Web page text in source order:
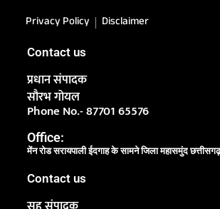
Privacy Policy
Disclaimer
Contact us
प्रधान संपादक
सौरभ गोयल
Phone No.- 87701 65576
Office:
मेंन रोड सरायपाली ईदगाह के सामने जिला महासमुंद छत्तीसगढ़
Contact us